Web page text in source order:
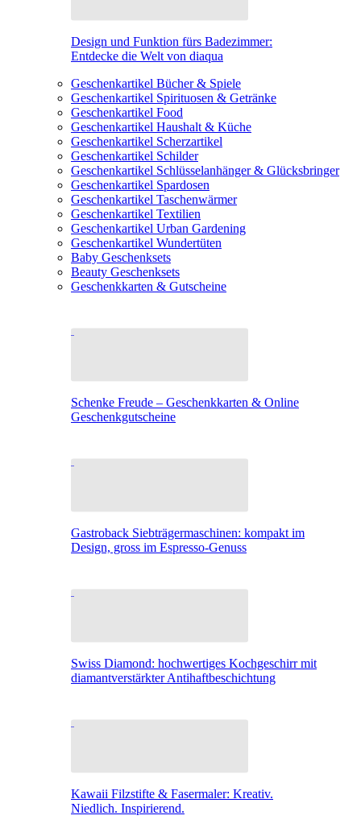
Design und Funktion fürs Badezimmer:
Entdecke die Welt von diaqua
Geschenkartikel Bücher & Spiele
Geschenkartikel Spirituosen & Getränke
Geschenkartikel Food
Geschenkartikel Haushalt & Küche
Geschenkartikel Scherzartikel
Geschenkartikel Schilder
Geschenkartikel Schlüsselanhänger & Glücksbringer
Geschenkartikel Spardosen
Geschenkartikel Taschenwärmer
Geschenkartikel Textilien
Geschenkartikel Urban Gardening
Geschenkartikel Wundertüten
Baby Geschenksets
Beauty Geschenksets
Geschenkkarten & Gutscheine
Schenke Freude – Geschenkkarten & Online
Geschenkgutscheine
Gastroback Siebträgermaschinen: kompakt im
Design, gross im Espresso-Genuss
Swiss Diamond: hochwertiges Kochgeschirr mit
diamantverstärkter Antihaftbeschichtung
Kawaii Filzstifte & Fasermaler: Kreativ.
Niedlich. Inspirierend.